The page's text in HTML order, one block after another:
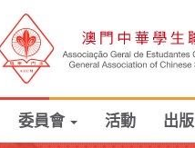
委員會 活動 出版